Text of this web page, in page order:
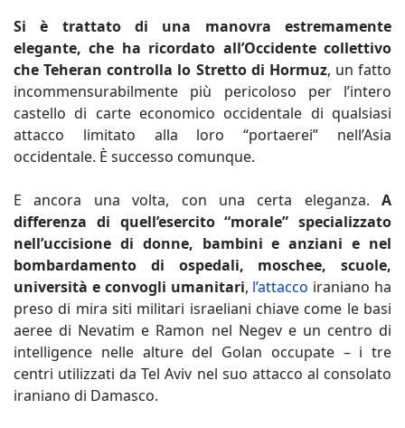
Si è trattato di una manovra estremamente
elegante, che ha ricordato all’Occidente collettivo
che Teheran controlla lo Stretto di Hormuz, un fatto
incommensurabilmente più pericoloso per l’intero
castello di carte economico occidentale di qualsiasi
attacco limitato alla loro “portaerei” nell’Asia
occidentale. È successo comunque.
E ancora una volta, con una certa eleganza. A
differenza di quell’esercito “morale” specializzato
nell’uccisione di donne, bambini e anziani e nel
bombardamento di ospedali, moschee, scuole,
università e convogli umanitari, l’attacco iraniano ha
preso di mira siti militari israeliani chiave come le basi
aeree di Nevatim e Ramon nel Negev e un centro di
intelligence nelle alture del Golan occupate – i tre
centri utilizzati da Tel Aviv nel suo attacco al consolato
iraniano di Damasco.